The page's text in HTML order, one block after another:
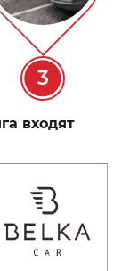
3
входят